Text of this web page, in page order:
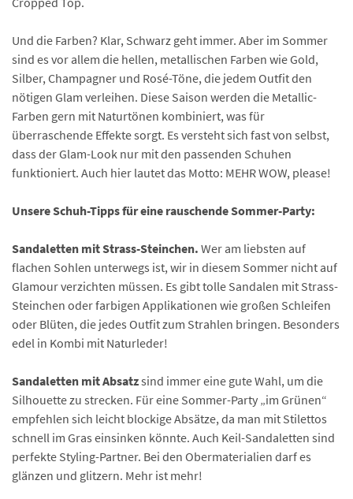
Und die Farben? Klar, Schwarz geht immer. Aber im Sommer
sind es vor allem die hellen, metallischen Farben wie Gold,
Silber, Champagner und Rosé-Töne, die jedem Outfit den
nötigen Glam verleihen. Diese Saison werden die Metallic-
Farben gern mit Naturtönen kombiniert, was für
überraschende Effekte sorgt. Es versteht sich fast von selbst,
dass der Glam-Look nur mit den passenden Schuhen
funktioniert. Auch hier lautet das Motto: MEHR WOW, please!
Unsere Schuh-Tipps für eine rauschende Sommer-Party:
Sandaletten mit Strass-Steinchen. Wer am liebsten auf
flachen Sohlen unterwegs ist, wir in diesem Sommer nicht auf
Glamour verzichten müssen. Es gibt tolle Sandalen mit Strass-
Steinchen oder farbigen Applikationen wie großen Schleifen
oder Blüten, die jedes Outfit zum Strahlen bringen. Besonders
edel in Kombi mit Naturleder!
Sandaletten mit Absatzsind immer eine gute Wahl, um die
Silhouette zu strecken. Für eine Sommer-Party „im Grünen“
empfehlen sich leicht blockige Absätze, da man mit Stilettos
schnell im Gras einsinken könnte. Auch Keil-Sandaletten sind
perfekte Styling-Partner. Bei den Obermaterialien darf es
glänzen und glitzern. Mehr ist mehr!